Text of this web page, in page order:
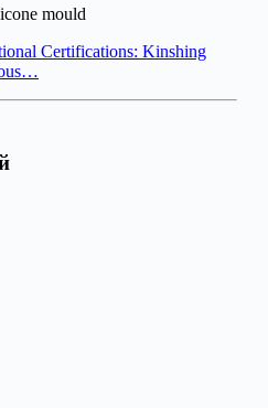
mould
Certifications: Kinshing